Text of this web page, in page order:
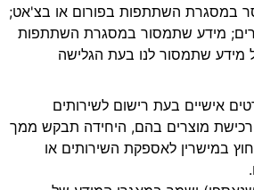
במסגרת השתתפות בפורום או בצ'אט;
מידע שתמסור במסגרת השתתפות
מידע שתמסור לנו בעת הגלישה
אישיים בעת רישום לשירותים
מוצרים בהם, היחידה תבקש ממך
במישרין לאספקת השירותים או